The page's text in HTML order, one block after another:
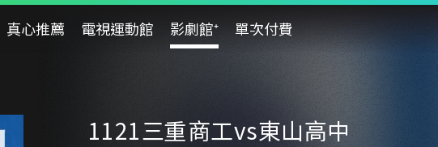
真心推薦 電視運動館 影劇館⁺ 單次付費
1121三重商工vs東山高中